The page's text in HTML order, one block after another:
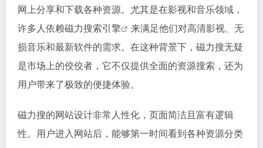
网上分享和下载各种资源。尤其是在影视和音乐领域，
许多人依赖磁力搜索引擎
来满足他们对高清影视、无
损音乐和最新软件的需求。在这种背景下，磁力搜无疑
是市场上的佼佼者，它不仅提供全面的资源搜索，还为
用户带来了极致的便捷体验。
磁力搜的网站设计非常人性化，页面简洁且富有逻辑
性。用户进入网站后，能够第一时间看到各种资源分类